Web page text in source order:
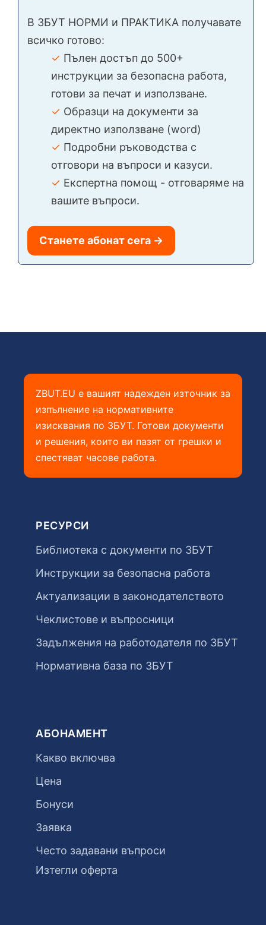
В ЗБУТ НОРМИ и ПРАКТИКА получавате
всичко готово:
✓ Пълен достъп до 500+
инструкции за безопасна работа,
готови за печат и използване.
✓ Образци на документи за
директно използване (word)
✓ Подробни ръководства с
отговори на въпроси и казуси.
✓ Експертна помощ - отговаряме на
вашите въпроси.
Станете абонат сега →
ZBUT.EU е вашият надежден източник за
изпълнение на нормативните
изисквания по ЗБУТ. Готови документи
и решения, които ви пазят от грешки и
спестяват часове работа.
РЕСУРСИ
Библиотека с документи по ЗБУТ
Инструкции за безопасна работа
Актуализации в законодателството
Чеклистове и въпросници
Задължения на работодателя по ЗБУТ
Нормативна база по ЗБУТ
АБОНАМЕНТ
Какво включва
Цена
Бонуси
Заявка
Често задавани въпроси
Изтегли оферта